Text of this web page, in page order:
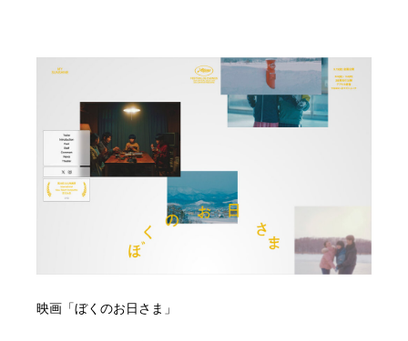
映画「ぼくのお日さま」